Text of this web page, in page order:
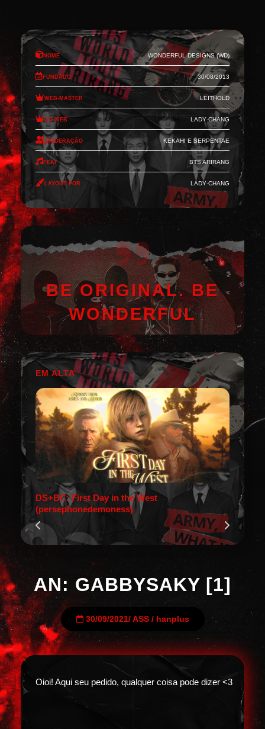
Nome Wonderful Designs (WD)
Fundado 30/08/2013
Web-Master Leithold
Co-Web Lady-Chang
Moderação Kekahi e Serpentae
Feat BTS Arirang
Layout por Lady-Chang
BE ORIGINAL. BE
WONDERFUL
EM ALTA
DS+BC: First Day in the West
(persephonedemoness)
AN: GABBYSAKY [1]
30/09/2021/ ASS/ hanplus
Oioi! Aqui seu pedido, qualquer coisa pode dizer <3